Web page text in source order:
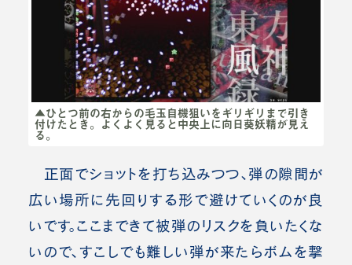
▲ひとつ前の右からの毛玉自機狙いをギリギリまで引き
付けたとき。よくよく見ると中央上に向日葵妖精が見え
る。
正面でショットを打ち込みつつ、弾の隙間が
広い場所に先回りする形で避けていくのが良
いです。ここまできて被弾のリスクを負いたくな
いので、すこしでも難しい弾が来たらボムを撃